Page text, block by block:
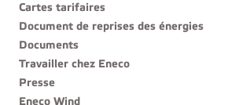
Cartes tarifaires
Document de reprises des énergies
Documents
Travailler chez Eneco
Presse
Eneco Wind